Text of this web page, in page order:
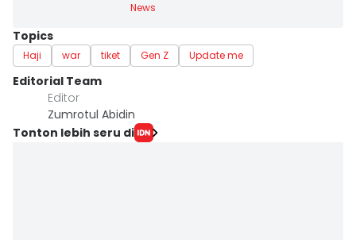
News
Topics
Haji war tiket Gen Z Update me
Editorial Team
Editor
Zumrotul Abidin
Tonton lebih seru di